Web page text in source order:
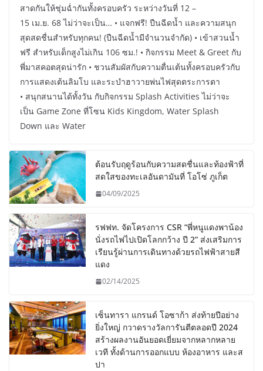
สาดกันให้ชุ่มฉ่ำกันทั้งครอบครัว ระหว่างวันที่ 12 –
15 เม.ย. 68 ไม่ว่าจะเป็น… • แจกฟรี! ปืนฉีดน้ำ และความสนุก
สุดสดชื่นสำหรับทุกคน! (ปืนฉีดน้ำมีจำนวนจำกัด) • เข้าสวนน้ำ
ฟรี สำหรับเด็กสูงไม่เกิน 106 ซม.! • กิจกรรม Meet & Greet กับ
พี่มาสคอตสุดน่ารัก • ชวนสัมผัสกับความตื่นเต้นทั้งครอบครัวกับ
การแสดงเต้นลิมโบ และระบำฮาวายพ่นไฟสุดตระการตา
• สนุกสนานได้ทั้งวัน กับกิจกรรม Splash Activities ไม่ว่าจะ
เป็น Game Zone ที่โซน Kids Kingdom, Water Splash
Down และ Water
ต้อนรับฤดูร้อนกับความสดชื่นและท้องฟ้าที่
สดใสของทะเลอันดามันที่ โอโซ่ ภูเก็ต
04/09/2025
รฟฟท. จัดโครงการ CSR “พี่หนูแดงพาน้อง
นั่งรถไฟไปเปิดโลกกว้าง ปี 2” ส่งเสริมการ
เรียนรู้ผ่านการเดินทางด้วยรถไฟฟ้าสายสี
แดง
02/14/2025
เซ็นทารา แกรนด์ โอซาก้า ส่งท้ายปีอย่าง
ยิ่งใหญ่ กวาดรางวัลการันตีตลอดปี 2024
สร้างผลงานอันยอดเยี่ยมจากหลากหลาย
เวที ทั้งด้านการออกแบบ ห้องอาหาร และส
ปา